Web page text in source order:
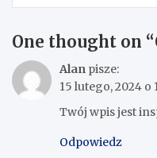
One thought on “
Alan pisze:
15 lutego, 2024 o
Twój wpis jest
Odpowiedz